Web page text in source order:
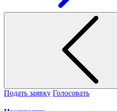
Подать заявку Голосовать